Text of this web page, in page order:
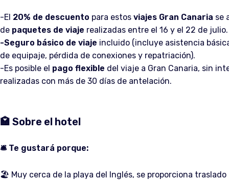
-El 20% de descuento para estos viajes Gran Canaria se
de paquetes de viaje realizadas entre el 16 y el 22 de julio.
-Seguro básico de viaje incluido (incluye asistencia
de equipaje, pérdida de conexiones y repatriación).
-Es posible el pago flexible del viaje a Gran Canaria, sin
realizadas con más de 30 días de antelación.
🏩 Sobre el hotel
🛎️ Te gustará porque:
🏖️ Muy cerca de la playa del Inglés, se proporciona